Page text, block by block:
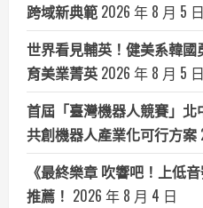
跨域新典範 2026 年 8 月 5 日
世界看見輔英！健美系韓
育美業菁英 2026 年 8 月 5 日
首屆「臺灣機器人競賽」
共創機器人產業化可行方案
《最終樂章 吹響吧！上低
推薦！ 2026 年 8 月 4 日